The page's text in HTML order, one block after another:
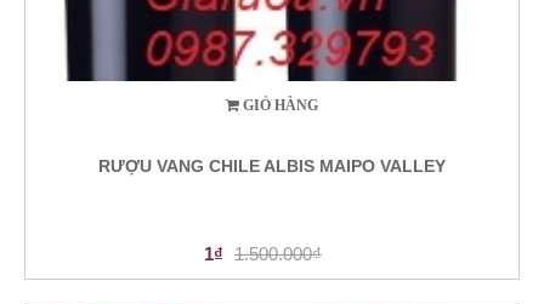
GIỎ HÀNG
RƯỢU VANG CHILE ALBIS MAIPO VALLEY
1₫ 1.500.000₫